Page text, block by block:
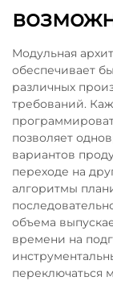
Модульная
обеспечивает
различных
требований.
позволяет
вариантов
переходе на
алгоритмы
объема
времени на
переключаться